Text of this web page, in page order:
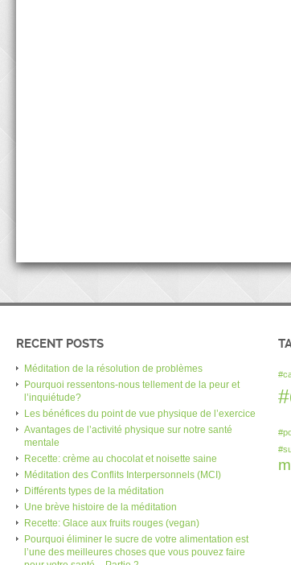
RECENT POSTS
Méditation de la résolution de problèmes
Pourquoi ressentons-nous tellement de la peur et
l’inquiétude?
Les bénéfices du point de vue physique de l’exercice
Avantages de l’activité physique sur notre santé
mentale
Recette: crème au chocolat et noisette saine
Méditation des Conflits Interpersonnels (MCI)
Différents types de la méditation
Une brève histoire de la méditation
Recette: Glace aux fruits rouges (vegan)
Pourquoi éliminer le sucre de votre alimentation est
l’une des meilleures choses que vous pouvez faire